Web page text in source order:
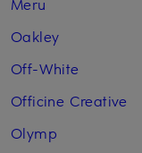
Oakley
Off-White
Officine Creative
Olymp